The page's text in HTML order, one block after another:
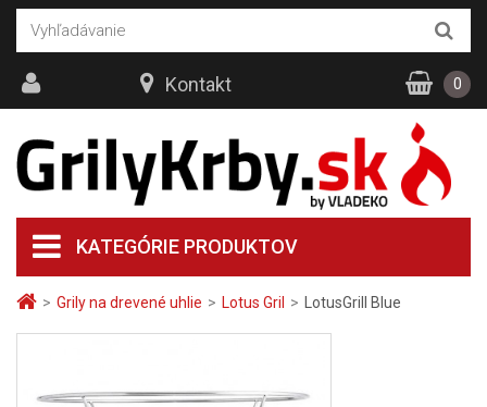
> Grily na drevené uhlie > Lotus Gril > LotusGrill Blue
KATEGÓRIE PRODUKTOV
Kontakt 0